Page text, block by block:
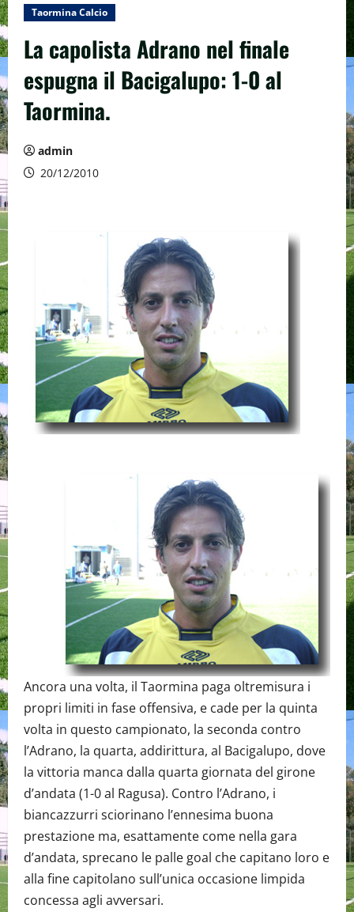
Taormina Calcio
La capolista Adrano nel finale
espugna il Bacigalupo: 1-0 al
Taormina.
admin
20/12/2010
Ancora una volta, il Taormina paga oltremisura i
propri limiti in fase offensiva, e cade per la quinta
volta in questo campionato, la seconda contro
l’Adrano, la quarta, addirittura, al Bacigalupo, dove
la vittoria manca dalla quarta giornata del girone
d’andata (1-0 al Ragusa). Contro l’Adrano, i
biancazzurri sciorinano l’ennesima buona
prestazione ma, esattamente come nella gara
d’andata, sprecano le palle goal che capitano loro e
alla fine capitolano sull’unica occasione limpida
concessa agli avversari.